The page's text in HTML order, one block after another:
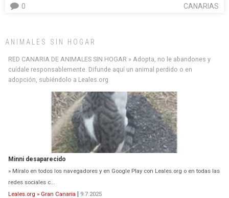
CANARIAS
0
ANIMALES SIN HOGAR
RED CANARIA DE ANIMALES SIN HOGAR » Adopta, no le abandones y
cuídale responsablemente. Difunde aquí un animal perdido o en
adopción, subiéndolo a Leales.org
Minni desaparecido
» Míralo en todos los navegadores y en Google Play con Leales.org o en todas las
redes sociales c...
Leales.org » Gran Canaria | 9.7.2025